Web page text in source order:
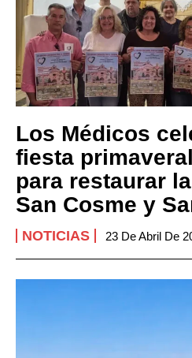
Los Médicos
fiesta
para restaurar
San Cosme y
NOTICIAS 23 De Abril De